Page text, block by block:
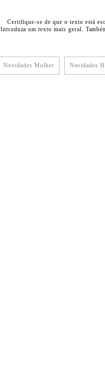
Certifique-se de que o texto está
Introduza um texto mais geral.
Novidades Mulher Novidades